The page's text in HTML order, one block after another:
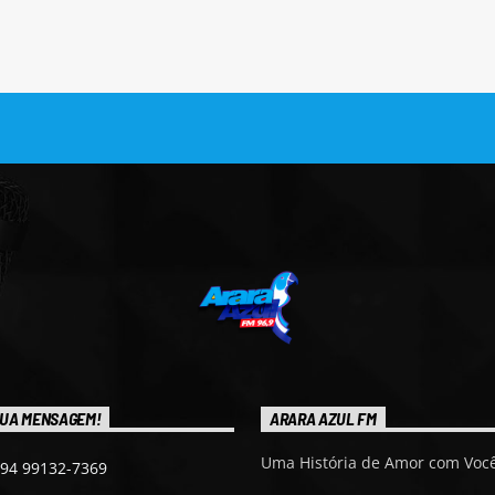
MENSAGEM!
99132-7369
ARARA AZUL FM
Uma História de Amor com